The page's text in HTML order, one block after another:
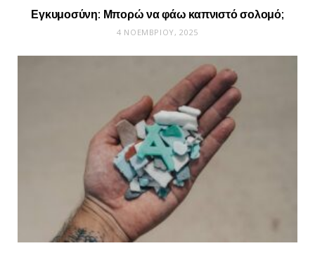
Εγκυμοσύνη: Μπορώ να φάω καπνιστό σολομό;
4 ΝΟΕΜΒΡΊΟΥ, 2025